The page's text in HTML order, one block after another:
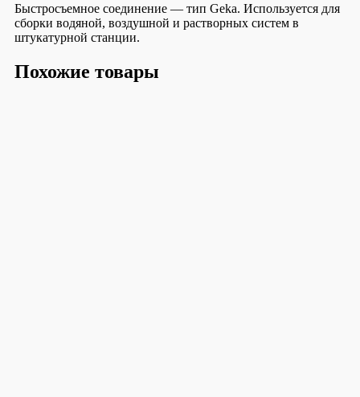
Быстросъемное соединение — тип Geka. Используется для
сборки водяной, воздушной и растворных систем в
штукатурной станции.
Похожие товары